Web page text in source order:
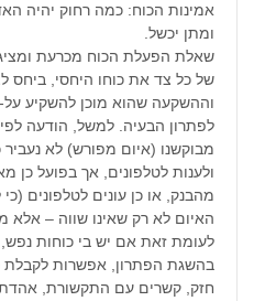
אמינות הכוח: כמה רחוק יהיה
ומתן יכשל.
שאלת הפעלת הכוח מכרעת
של כל צד את כוחו היחסי, ביחס
וההשקעה שהוא מוכן להשקיע
לפתרון הבעיה. למשל, הודעה
מבוקשנו (איום מפורש) לא
ולענות לטלפונים, אך בפועל
מהבנק, או כן עונים לטלפונים
האיום לא רק שאינו שווה –
לעומת זאת אם יש בי כוחות
בהשגת הפתרון, אפשרות לקבלת
חזק, קשרים עם התקשורת, אהדת